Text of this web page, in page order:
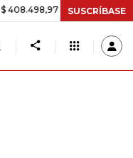
+$ 8.753,81 +2,19%
SUSCRÍBASE